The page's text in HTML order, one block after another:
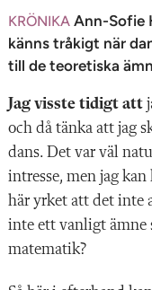
KRÖNIKA Ann-Sofie
känns tråkigt när
till de teoretiska
Jag visste tidigt att
och då tänka att jag
dans. Det var väl
intresse, men jag
här yrket att det inte
inte ett vanligt ämne
matematik?